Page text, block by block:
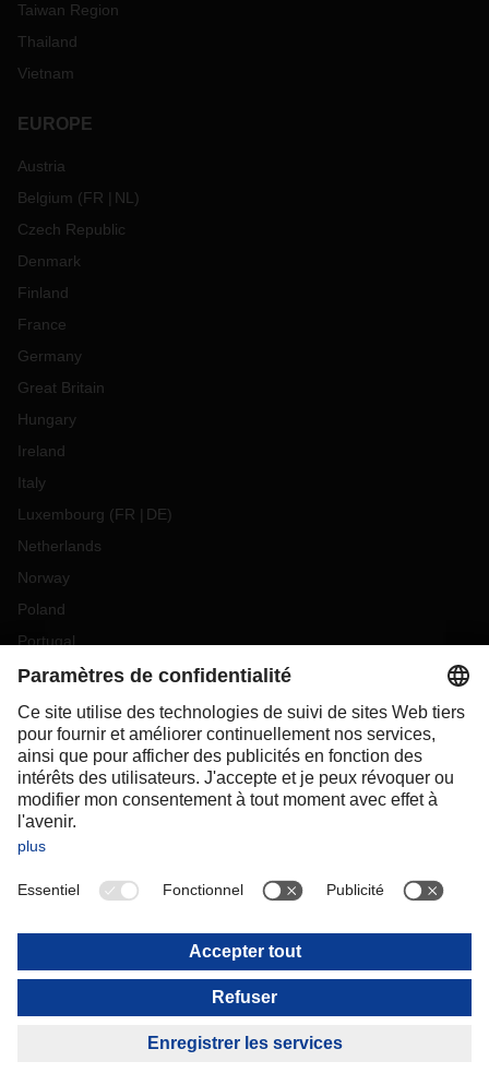
Taiwan Region
Thailand
Vietnam
EUROPE
Austria
Belgium (FR NL )
Czech Republic
Denmark
Finland
France
Germany
Great Britain
Hungary
Ireland
Italy
Luxembourg (FR DE)
Netherlands
Norway
Poland
Portugal
Romania
Slovakia
Spain
Sweden
Switzerland(DE FR)
Turkey
OCEANIA